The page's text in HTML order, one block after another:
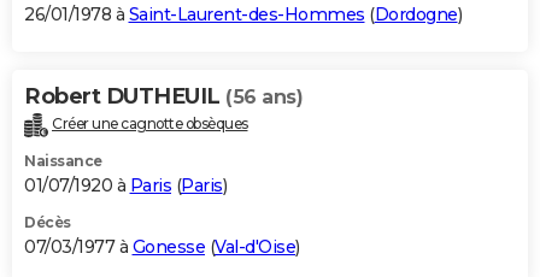
26/01/1978 à Saint-Laurent-des-Hommes (Dordogne)
Robert DUTHEUIL (56 ans)
Créer une cagnotte obsèques
Naissance
01/07/1920 à Paris (Paris)
Décès
07/03/1977 à Gonesse (Val-d'Oise)